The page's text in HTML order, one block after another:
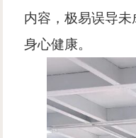
内容，极易误导
身心健康。